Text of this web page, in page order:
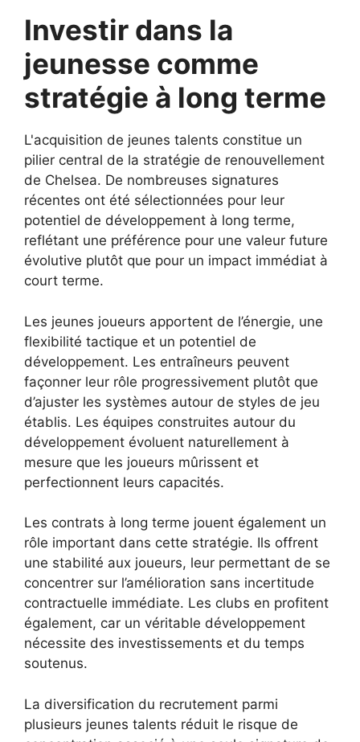
Investir dans la
jeunesse comme
stratégie à long terme
L'acquisition de jeunes talents constitue un
pilier central de la stratégie de renouvellement
de Chelsea. De nombreuses signatures
récentes ont été sélectionnées pour leur
potentiel de développement à long terme,
reflétant une préférence pour une valeur future
évolutive plutôt que pour un impact immédiat à
court terme.
Les jeunes joueurs apportent de l’énergie, une
flexibilité tactique et un potentiel de
développement. Les entraîneurs peuvent
façonner leur rôle progressivement plutôt que
d’ajuster les systèmes autour de styles de jeu
établis. Les équipes construites autour du
développement évoluent naturellement à
mesure que les joueurs mûrissent et
perfectionnent leurs capacités.
Les contrats à long terme jouent également un
rôle important dans cette stratégie. Ils offrent
une stabilité aux joueurs, leur permettant de se
concentrer sur l’amélioration sans incertitude
contractuelle immédiate. Les clubs en profitent
également, car un véritable développement
nécessite des investissements et du temps
soutenus.
La diversification du recrutement parmi
plusieurs jeunes talents réduit le risque de